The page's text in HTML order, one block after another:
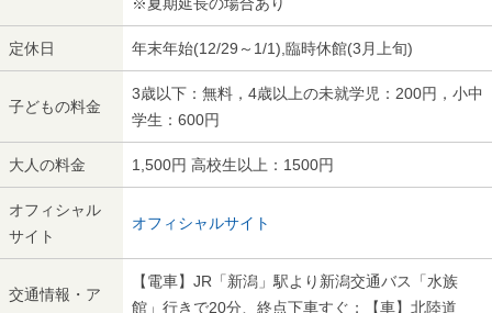
定休日 年末年始(12/29～1/1),臨時休館(3月上旬)
子どもの料金
3歳以下：無料，4歳以上の未就学児：200円，小中
学生：600円
大人の料金 1,500円 高校生以上：1500円
オフィシャル
サイト
オフィシャルサイト
交通情報・ア
【電車】JR「新潟」駅より新潟交通バス「水族
館」行きで20分、終点下車すぐ；【車】北陸道